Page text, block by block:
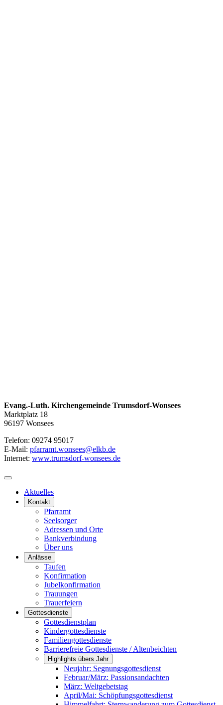
Evang.-Luth. Kirchengemeinde Trumsdorf-Wonsees
Marktplatz 18
96197 Wonsees
Telefon: 09274 95017
E-Mail: pfarramt.wonsees@elkb.de
Internet: www.trumsdorf-wonsees.de
Aktuelles
Kontakt
Pfarramt
Seelsorger
Adressen und Orte
Bankverbindung
Über uns
Anlässe
Taufen
Konfirmation
Jubelkonfirmation
Trauungen
Trauerfeiern
Gottesdienste
Gottesdienstplan
Kindergottesdienste
Familiengottesdienste
Barrierefreie Gottesdienste / Altenbeichten
Highlights übers Jahr
Neujahr: Segnungsgottesdienst
Februar/März: Passionsandachten
März: Weltgebetstag
April/Mai: Schöpfungsgottes­dienst